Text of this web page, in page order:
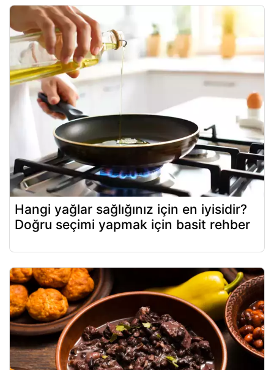
Hangi yağlar sağlığınız için en iyisidir?
Doğru seçimi yapmak için basit rehber